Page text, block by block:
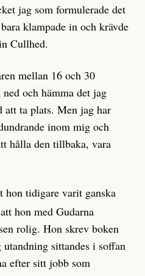
jag som formulerade det
klampade in och krävde
Cullhed.
mellan 16 och 30
och hämma det jag
att ta plats. Men jag har
inom mig och
hålla den tillbaka, vara
hon tidigare varit ganska
hon med Gudarna
rolig. Hon skrev boken
sittandes i soffan
efter sitt jobb som